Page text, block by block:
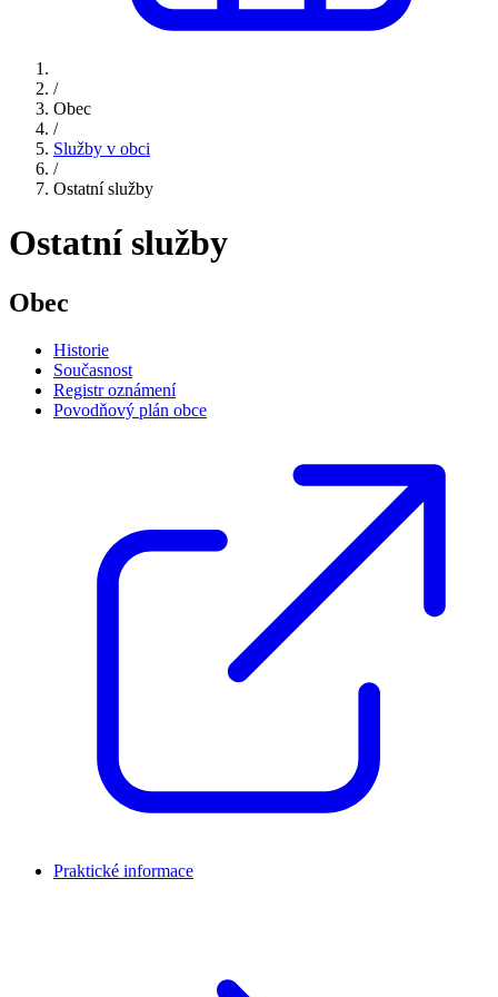
/
Obec
/
Služby v obci
/
Ostatní služby
Ostatní služby
Obec
Historie
Současnost
Registr oznámení
Povodňový plán obce
Praktické informace